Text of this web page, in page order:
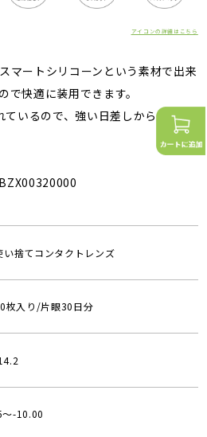
アイコンの詳細はこちら
マートシリコーンという素材で出来
で快適に装用できます。
いるので、強い日差しから眼を守
い捨てコンタクトレンズ
枚入り/片眼30日分
-10.00